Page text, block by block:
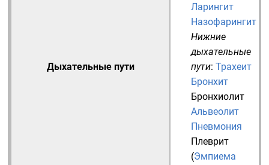
Дыхательные пути
Ларингит
Назофарингит
Нижние
дыхательные
пути: Трахеит
Бронхит
Бронхиолит
Альвеолит
Пневмония
Плеврит
(Эмпиема